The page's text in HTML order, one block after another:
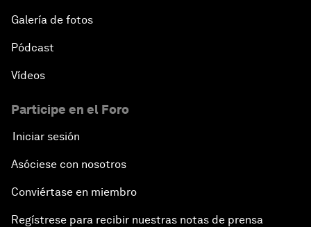
Galería de fotos
Pódcast
Vídeos
Participe en el Foro
Iniciar sesión
Asóciese con nosotros
Conviértase en miembro
Regístrese para recibir nuestras notas de prensa